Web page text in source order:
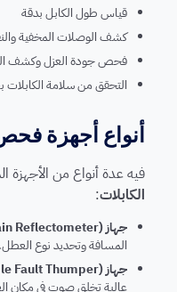
قياس طول الكابل بدقة
كشف الوصلات المخفية
فحص جودة العزل وكشف
التحقق من سلامة الكابلات
أنواع أجهزة
فيه عدة أنواع من الأجهزة
الكابلات:
جهاز TDR (Time Domain Reflectometer)
المسافة وتحديد نوع العطل.
جهاز Thumper (Cable Fault Thumper)
عالية تخلق صوت في مكان